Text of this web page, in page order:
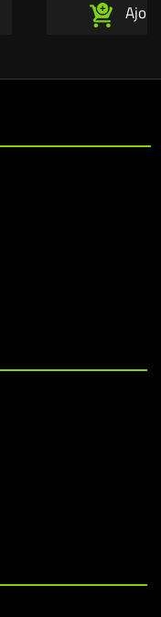
transmission en
nombreux